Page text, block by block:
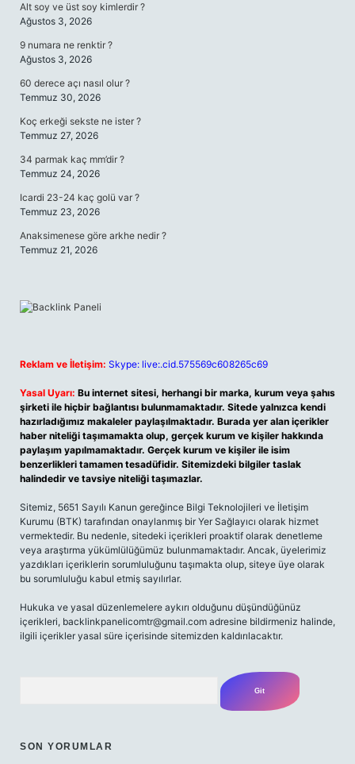
Alt soy ve üst soy kimlerdir ?
Ağustos 3, 2026
9 numara ne renktir ?
Ağustos 3, 2026
60 derece açı nasıl olur ?
Temmuz 30, 2026
Koç erkeği sekste ne ister ?
Temmuz 27, 2026
34 parmak kaç mm’dir ?
Temmuz 24, 2026
Icardi 23-24 kaç golü var ?
Temmuz 23, 2026
Anaksimenese göre arkhe nedir ?
Temmuz 21, 2026
Reklam ve İletişim: Skype: live:.cid.575569c608265c69
Yasal Uyarı: Bu internet sitesi, herhangi bir marka, kurum veya şahıs
şirketi ile hiçbir bağlantısı bulunmamaktadır. Sitede yalnızca kendi
hazırladığımız makaleler paylaşılmaktadır. Burada yer alan içerikler
haber niteliği taşımamakta olup, gerçek kurum ve kişiler hakkında
paylaşım yapılmamaktadır. Gerçek kurum ve kişiler ile isim
benzerlikleri tamamen tesadüfidir. Sitemizdeki bilgiler taslak
halindedir ve tavsiye niteliği taşımazlar.
Sitemiz, 5651 Sayılı Kanun gereğince Bilgi Teknolojileri ve İletişim
Kurumu (BTK) tarafından onaylanmış bir Yer Sağlayıcı olarak hizmet
vermektedir. Bu nedenle, sitedeki içerikleri proaktif olarak denetleme
veya araştırma yükümlülüğümüz bulunmamaktadır. Ancak, üyelerimiz
yazdıkları içeriklerin sorumluluğunu taşımakta olup, siteye üye olarak
bu sorumluluğu kabul etmiş sayılırlar.
Hukuka ve yasal düzenlemelere aykırı olduğunu düşündüğünüz
içerikleri, backlinkpanelicomtr@gmail.com adresine bildirmeniz halinde,
ilgili içerikler yasal süre içerisinde sitemizden kaldırılacaktır.
SON YORUMLAR